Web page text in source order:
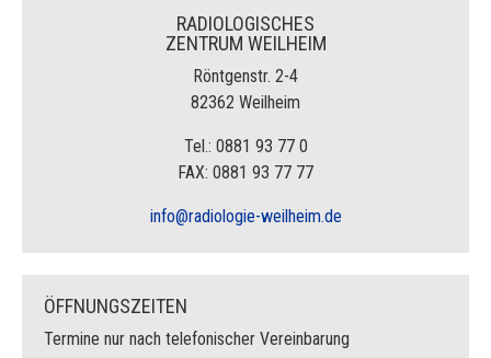
besonders wichtig. Sofern frühere
Mammographieaufnahmen nicht bei uns angefertigt wurden,
bringen Sie diese zur Untersuchung wenn möglich bitte mit.
Wenn Ihnen die Aufnahmen nicht zur Verfügung stehen,
teilen Sie uns mit, wo sie angefertigt wurden. Mit Ihrer
Zustimmung werden wir sie dann zum Vergleich anfordern.
Am Tag der Untersuchung darf die Brust nicht eingecremt
werden und kein Deo verwendet werden. Creme und Deo
RADIOLOGISCHES
ZENTRUM WEILHEIM
Röntgenstr. 2-4
82362 Weilheim
Tel.: 0881 93 77 0
FAX: 0881 93 77 77
info@radiologie-weilheim.de
ÖFFNUNGSZEITEN
Termine nur nach telefonischer Vereinbarung